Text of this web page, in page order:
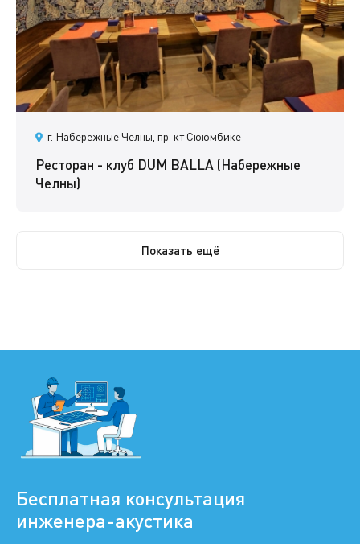
г. Набережные Челны, пр-кт Сююмбике
Ресторан - клуб DUM BALLA (Набережные
Челны)
Показать ещё
Бесплатная консультация
инженера-акустика